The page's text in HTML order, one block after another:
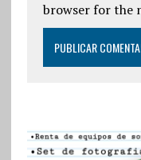
browser for the